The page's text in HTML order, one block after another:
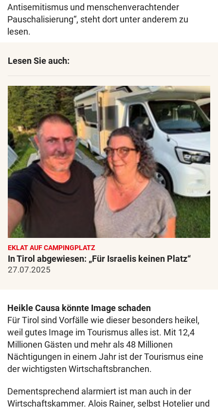
Antisemitismus und menschenverachtender
Pauschalisierung“, steht dort unter anderem zu
lesen.
Lesen Sie auch:
EKLAT AUF CAMPINGPLATZ
In Tirol abgewiesen: „Für Israelis keinen Platz“
27.07.2025
Heikle Causa könnte Image schaden
Für Tirol sind Vorfälle wie dieser besonders heikel,
weil gutes Image im Tourismus alles ist. Mit 12,4
Millionen Gästen und mehr als 48 Millionen
Nächtigungen in einem Jahr ist der Tourismus eine
der wichtigsten Wirtschaftsbranchen.
Dementsprechend alarmiert ist man auch in der
Wirtschaftskammer. Alois Rainer, selbst Hotelier und